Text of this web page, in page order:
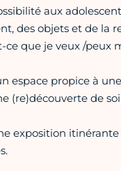
aux
des objets et de la
ce que je veux /peux
espace propice à
(re)découverte de
exposition itinérante